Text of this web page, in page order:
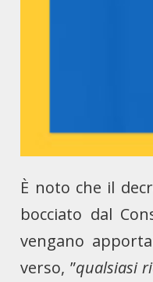
È noto che il
bocciato dal
vengano
verso, ”qualsiasi